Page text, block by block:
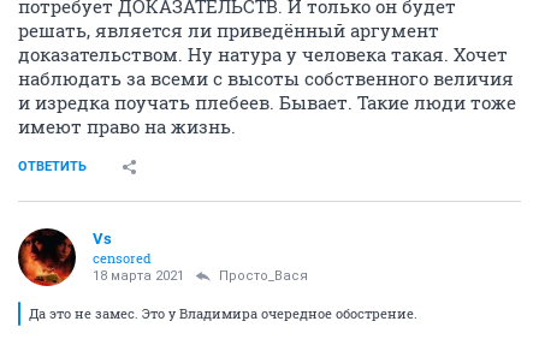
потребует ДОКАЗАТЕЛЬСТВ. И только он будет
решать, является ли приведённый аргумент
доказательством. Ну натура у человека такая. Хочет
наблюдать за всеми с высоты собственного величия
и изредка поучать плебеев. Бывает. Такие люди тоже
имеют право на жизнь.
ОТВЕТИТЬ
Vs
censored
18 марта 2021 Просто_Вася
Да это не замес. Это у Владимира очередное обострение.